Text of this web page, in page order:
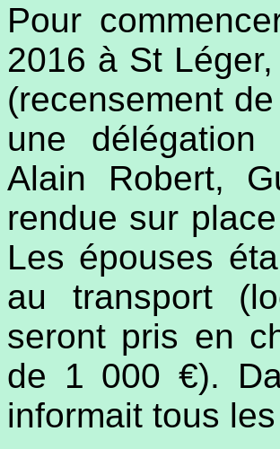
Pour
2016 à St
(recensement
une délégation
Alain Robert,
rendue sur
Les épouses
au transport
seront pris en
de 1 000 €).
informait tous